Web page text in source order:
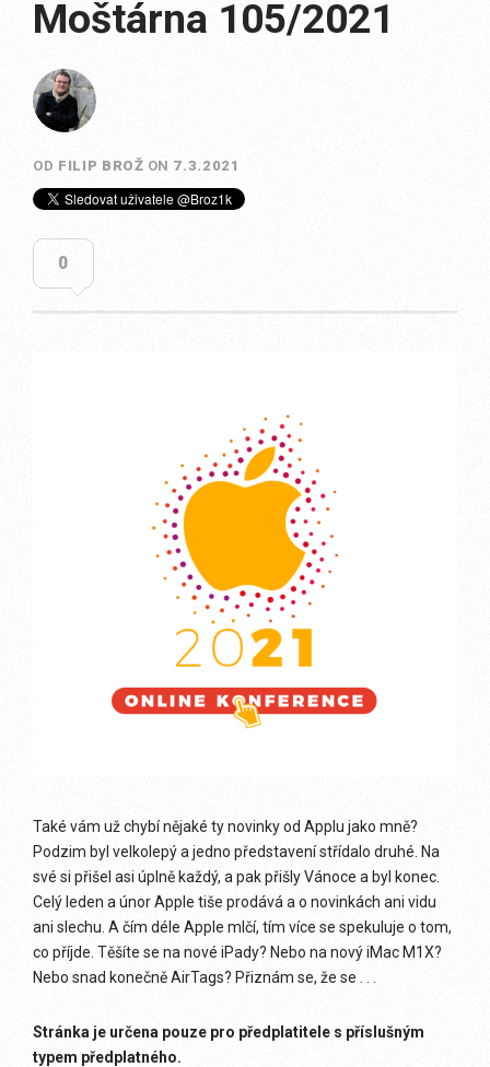
Moštárna 105/2021
OD FILIP BROŽ ON 7.3.2021
0
Také vám už chybí nějaké ty novinky od Applu jako mně?
Podzim byl velkolepý a jedno představení střídalo druhé. Na
své si přišel asi úplně každý, a pak přišly Vánoce a byl konec.
Celý leden a únor Apple tiše prodává a o novinkách ani vidu
ani slechu. A čím déle Apple mlčí, tím více se spekuluje o tom,
co příjde. Těšíte se na nové iPady? Nebo na nový iMac M1X?
Nebo snad konečně AirTags? Přiznám se, že se . . .
Stránka je určena pouze pro předplatitele s příslušným
typem předplatného.